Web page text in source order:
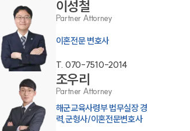
대륜의 강점
오시는 길
글로벌 파트너 로펌
고객의 소리
통합검색
AI대륜
이성철
Partner Attorney
이혼전문 변호사
T. 070-7510-2014
조우리
Partner Attorney
해군교육사령부 법무실장 경
력,군형사/이혼전문변호사